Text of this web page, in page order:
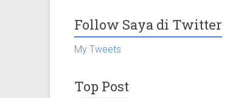
Follow Saya di Twitter
My Tweets
Top Post